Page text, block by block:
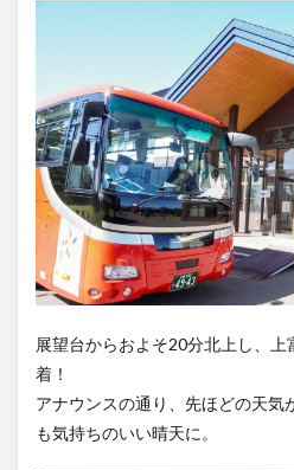
展望台からおよそ20分北上し、上
着！
アナウンスの通り、先ほどの天気
も気持ちのいい晴天に。